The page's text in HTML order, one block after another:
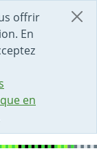
offrir
En
en